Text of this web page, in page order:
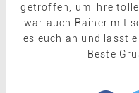
getroffen, um ihre
war auch Rainer mit
es euch an und lasst
Beste